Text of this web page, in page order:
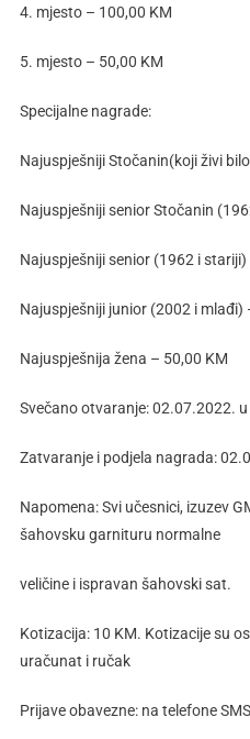
4. mjesto – 100,00 KM
5. mjesto – 50,00 KM
Specijalne nagrade:
Najuspješniji Stočanin(koji živi
Najuspješniji senior Stočanin
Najuspješniji senior (1962 i stariji)
Najuspješniji junior (2002 i mlađi)
Najuspješnija žena – 50,00 KM
Svečano otvaranje: 02.07.2022.
Zatvaranje i podjela nagrada:
Napomena: Svi učesnici, izuzev
šahovsku garnituru normalne
veličine i ispravan šahovski sat.
Kotizacija: 10 KM. Kotizacije su
uračunat i ručak
Prijave obavezne: na telefone